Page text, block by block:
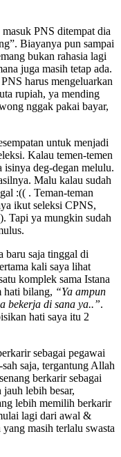
PNS ditempat dia
Biayanya pun sampai
bukan rahasia lagi
juga masih tetap ada.
harus mengeluarkan
rupiah, ya mending
nggak pakai bayar,
untuk menjadi
Kalau temen-temen
isinya deg-degan melulu.
Malu kalau sudah
:(( . Teman-teman
ikut seleksi CPNS,
Tapi ya mungkin sudah
baru saja tinggal di
kali saya lihat
komplek sama Istana
hati bilang, “Ya ampun
bekerja di sana ya..”.
hati saya itu 2
sebagai pegawai
saja, tergantung Allah
berkarir sebagai
jauh lebih besar,
lebih memilih berkarir
lagi dari awal &
masih terlalu swasta